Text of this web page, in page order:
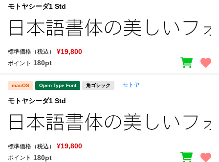
モトヤシーダ1 Std
標準価格（税込） ¥19,800
ポイント 180pt
macOS Open Type Font 角ゴシック モトヤ
モトヤシーダ1 Std
標準価格（税込） ¥19,800
ポイント 180pt